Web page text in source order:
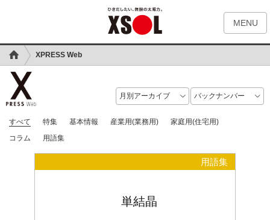
MENU
XPRESS Web
すべて 特集 基本情報 産業用(業務用)
家庭用(住宅用)
コラム
用語集
用語集
単結晶